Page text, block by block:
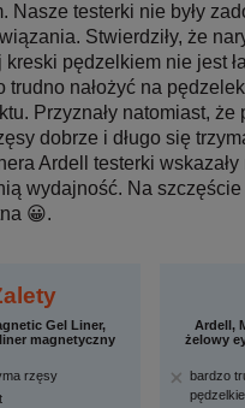
Nasze testerki nie były
Stwierdziły, że
kreski pędzelkiem nie jest
trudno nałożyć na
Przyznały natomiast, że
dobrze i długo się
Ardell testerki wskazały
wydajność. Na
😀.
Gel Liner,
magnetyczny
rzęsy
Ardell,
żelowy
bardzo